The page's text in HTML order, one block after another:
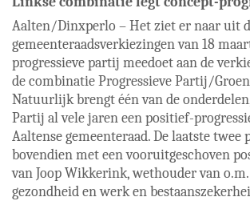
Aalten/Dinxperlo – Het ziet er naar uit
gemeenteraadsverkiezingen van 18
progressieve partij meedoet aan de
de combinatie Progressieve Partij/
Natuurlijk brengt één van de
Partij al vele jaren een positief-
Aaltense gemeenteraad. De laatste twee
bovendien met een vooruitgeschoven
van Joop Wikkerink, wethouder van
gezondheid en werk en